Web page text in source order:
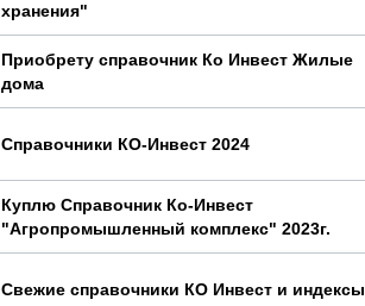
хранения"
Приобрету справочник Ко Инвест Жилые
дома
Справочники КО-Инвест 2024
Куплю Справочник Ко-Инвест
"Агропромышленный комплекс" 2023г.
Свежие справочники КО Инвест и индексы